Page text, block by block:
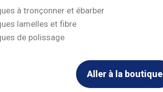
à tronçonner et ébarber
lamelles et fibre
de polissage
Aller à la boutique